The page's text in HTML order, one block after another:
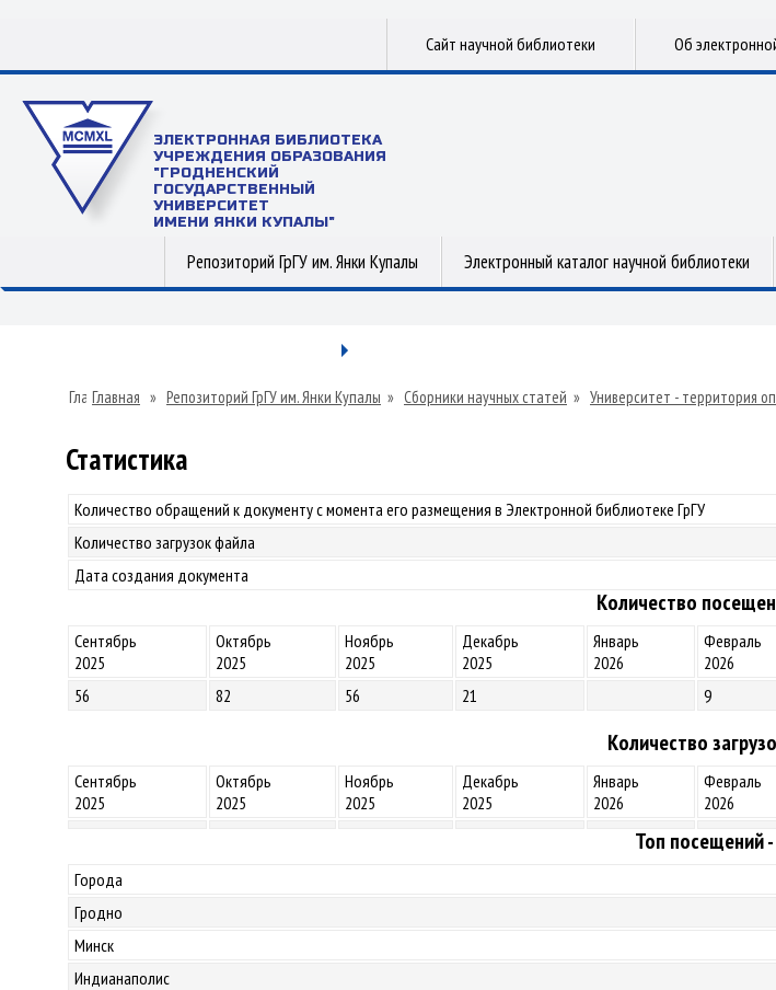
Сайт научной библиотеки Об
ЭЛЕКТРОННАЯ БИБЛИОТЕКА
УЧРЕЖДЕНИЯ ОБРАЗОВАНИЯ
"ГРОДНЕНСКИЙ
ГОСУДАРСТВЕННЫЙ
УНИВЕРСИТЕТ
ИМЕНИ ЯНКИ КУПАЛЫ"
Репозиторий ГрГУ им. Янки Купалы Электронный каталог научной библиотеки
Главная » Репозиторий ГрГУ им. Янки Купалы » Сборники научных статей » Университет - территория
Статистика
Количество обращений к документу с момента его размещения в Электронной библиотеке ГрГУ
Количество загрузок файла
Дата создания документа
Количество
Сентябрь
2025
Октябрь
2025
Ноябрь
2025
Декабрь
2025
Январь
2026
Февраль
2026
56
82 56 21 9
Количество
Сентябрь
2025
Октябрь
2025
Ноябрь
2025
Декабрь
2025
Январь
2026
Февраль
2026
Топ посещений
Города
Гродно
Минск
Индианаполис